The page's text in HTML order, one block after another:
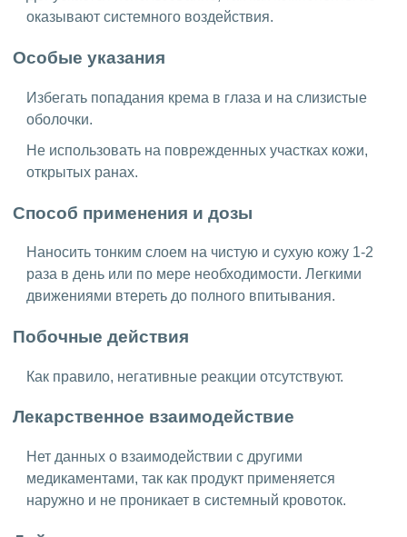
оказывают системного воздействия.
Особые указания
Избегать попадания крема в глаза и на слизистые
оболочки.
Не использовать на поврежденных участках кожи,
открытых ранах.
Способ применения и дозы
Наносить тонким слоем на чистую и сухую кожу 1-2
раза в день или по мере необходимости. Легкими
движениями втереть до полного впитывания.
Побочные действия
Как правило, негативные реакции отсутствуют.
Лекарственное взаимодействие
Нет данных о взаимодействии с другими
медикаментами, так как продукт применяется
наружно и не проникает в системный кровоток.